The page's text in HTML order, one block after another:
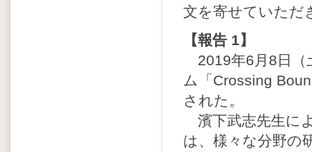
文を寄せていただ
【報告 1】
2019年6月8日（
ム「Crossing
された。
濱下武志先生に
は、様々な分野の